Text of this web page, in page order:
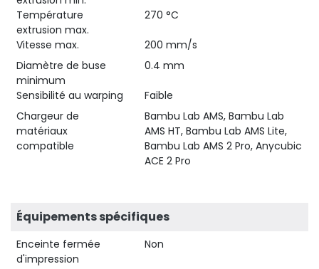
Température
extrusion max.
270 °C
Vitesse max.
200 mm/s
Diamètre de buse
minimum
0.4 mm
Sensibilité au warping
Faible
Chargeur de
matériaux
compatible
Bambu Lab AMS, Bambu Lab
AMS HT, Bambu Lab AMS Lite,
Bambu Lab AMS 2 Pro, Anycubic
ACE 2 Pro
Équipements spécifiques
Enceinte fermée
d'impression
Non